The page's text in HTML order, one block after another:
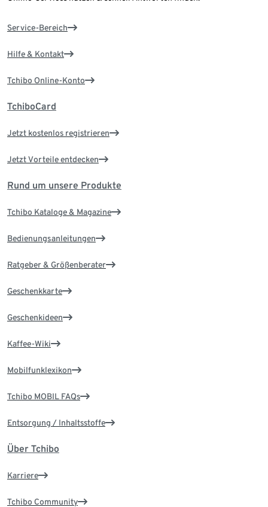
Service-Bereich
Hilfe & Kontakt
Tchibo Online-Konto
TchiboCard
Jetzt kostenlos registrieren
Jetzt Vorteile entdecken
Rund um unsere Produkte
Tchibo Kataloge & Magazine
Bedienungsanleitungen
Ratgeber & Größenberater
Geschenkkarte
Geschenkideen
Kaffee-Wiki
Mobilfunklexikon
Tchibo MOBIL FAQs
Entsorgung / Inhaltsstoffe
Über Tchibo
Karriere
Tchibo Community